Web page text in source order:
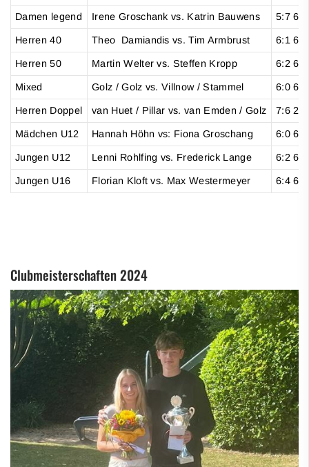
Damen legend Irene Groschank vs. Katrin Bauwens 5:7
Herren 40 Theo Damiandis vs. Tim Armbrust 6:1 6:0
Herren 50 Martin Welter vs. Steffen Kropp 6:2 6:4
Mixed Golz / Golz vs. Villnow / Stammel 6:0 6:3
Herren Doppel van Huet / Pillar vs. van Emden / Golz 7:6
Mädchen U12 Hannah Höhn vs: Fiona Groschang 6:0 6:0
Jungen U12 Lenni Rohlfing vs. Frederick Lange 6:2 6:3
Jungen U16 Florian Kloft vs. Max Westermeyer 6:4 6:4
Clubmeisterschaften 2024